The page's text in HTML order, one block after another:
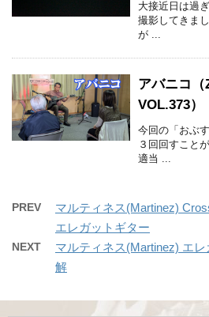
大接近日は過
撮影してきま
が ...
アバニコ
VOL.373）
今回の「おぶ
３回回すこと
適当 ...
PREV
マルティネス(Martinez)
エレガットギター
NEXT
マルティネス(Martinez) エ
解